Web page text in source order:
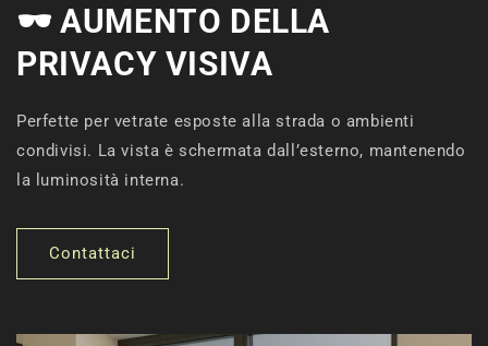
🕶️AUMENTO DELLA
PRIVACY VISIVA
Perfette per vetrate esposte alla strada o ambienti
condivisi. La vista è schermata dall’esterno, mantenendo
la luminosità interna.
Contattaci